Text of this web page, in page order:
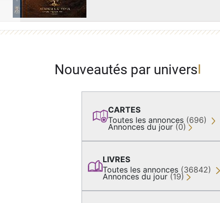
Nouveautés par univers
CARTES
Toutes les annonces (696)
Annonces du jour (0)
LIVRES
Toutes les annonces (36842)
Annonces du jour (19)